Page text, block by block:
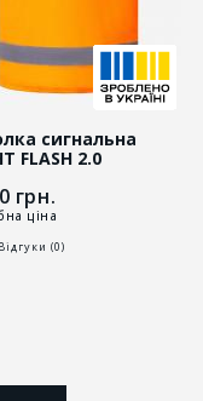
сигнальна
FLASH 2.0
грн.
ціна
Відгуки (0)